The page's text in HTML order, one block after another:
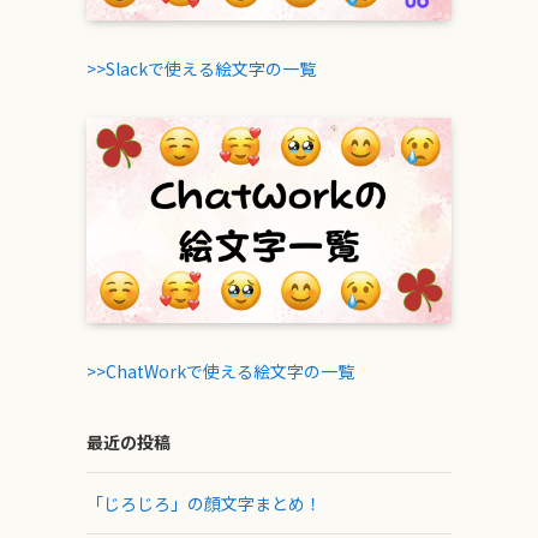
>>Slackで使える絵文字の一覧
>>ChatWorkで使える絵文字の一覧
最近の投稿
「じろじろ」の顔文字まとめ！